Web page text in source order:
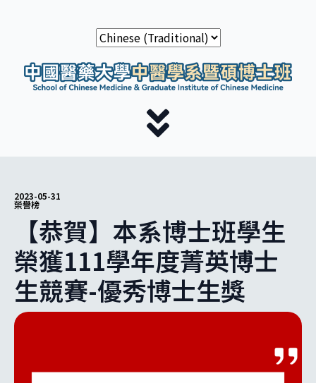
2023-05-31
榮譽榜
【恭賀】本系博士班學生
榮獲111學年度菁英博士
生競賽-優秀博士生獎